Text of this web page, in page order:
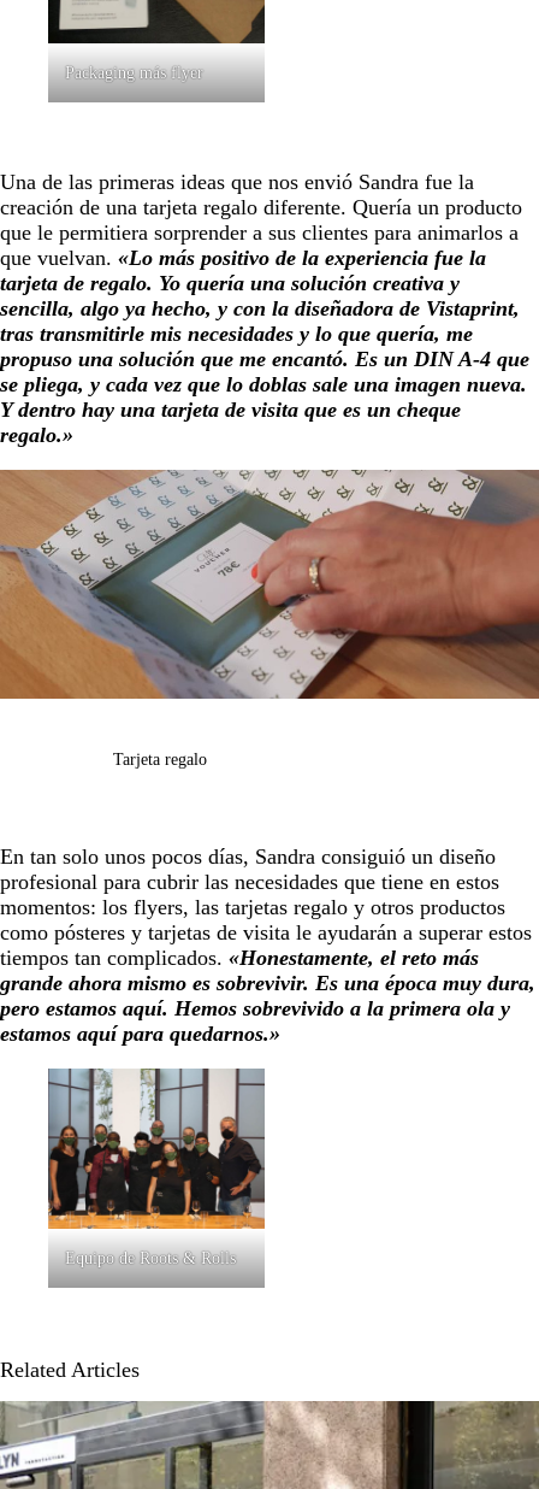
Packaging más flyer
Una de las primeras ideas que nos envió Sandra fue la
creación de una tarjeta regalo diferente. Quería un producto
que le permitiera sorprender a sus clientes para animarlos a
que vuelvan. «Lo más positivo de la experiencia fue la
tarjeta de regalo. Yo quería una solución creativa y
sencilla, algo ya hecho, y con la diseñadora de Vistaprint,
tras transmitirle mis necesidades y lo que quería, me
propuso una solución que me encantó. Es un DIN A-4 que
se pliega, y cada vez que lo doblas sale una imagen nueva.
Y dentro hay una tarjeta de visita que es un cheque
regalo.»
Tarjeta regalo
En tan solo unos pocos días, Sandra consiguió un diseño
profesional para cubrir las necesidades que tiene en estos
momentos: los flyers, las tarjetas regalo y otros productos
como pósteres y tarjetas de visita le ayudarán a superar estos
tiempos tan complicados. «Honestamente, el reto más
grande ahora mismo es sobrevivir. Es una época muy dura,
pero estamos aquí. Hemos sobrevivido a la primera ola y
estamos aquí para quedarnos.»
Equipo de Roots & Rolls
Related Articles